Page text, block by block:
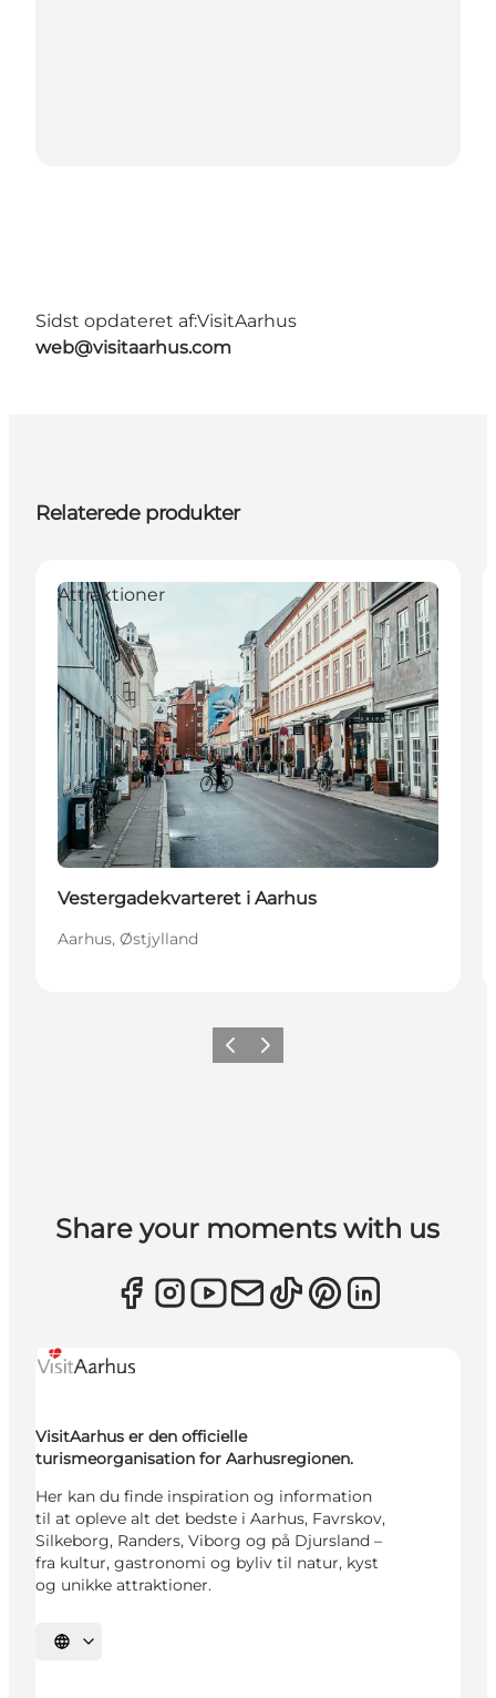
Sidst opdateret af:VisitAarhus
web@visitaarhus.com
Relaterede produkter
Attraktioner
Vestergadekvarteret i Aarhus
Aarhus, Østjylland
ForrigeNæste
Share your moments with us
VisitAarhus er den officielle
turismeorganisation for Aarhusregionen.
Her kan du finde inspiration og information
til at opleve alt det bedste i Aarhus, Favrskov,
Silkeborg, Randers, Viborg og på Djursland –
fra kultur, gastronomi og byliv til natur, kyst
og unikke attraktioner.
Vælg sprog